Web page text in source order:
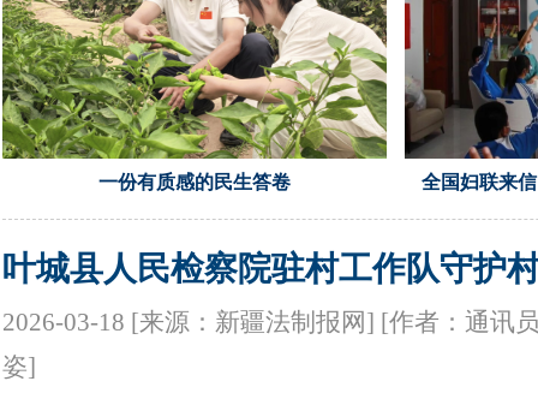
一份有质感的民生答卷 全国妇联来
叶城县人民检察院驻村工作队守护
2026-03-18 [来源：新疆法制报网] [作者：通讯
姿]